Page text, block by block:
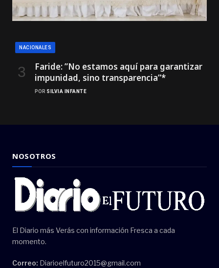
NACIONALES
Faride: ”No estamos aquí para garantizar
impunidad, sino transparencia”*
POR SILVIA INFANTE
NOSOTROS
El Diario más Verás con información Fresca a cada
momento.
Correo: Diarioelfuturo2015@gmail.com